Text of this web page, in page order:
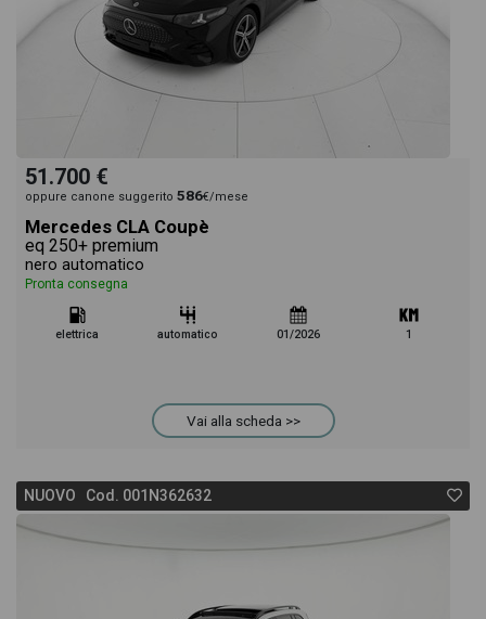
51.700 €
oppure canone suggerito 586€/mese
Mercedes CLA Coupè
eq 250+ premium
nero automatico
Pronta consegna
elettrica automatico 01/2026 1
Vai alla scheda >>
NUOVO Cod. 001N362632